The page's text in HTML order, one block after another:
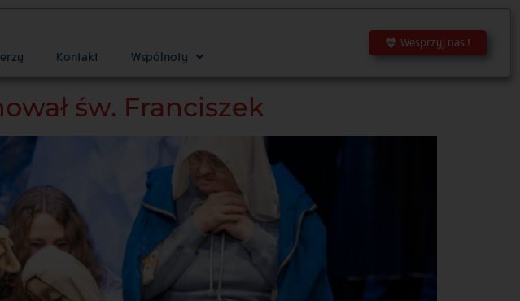
Kontakt Wspólnoty
Wesprzyj nas !
św. Franciszek